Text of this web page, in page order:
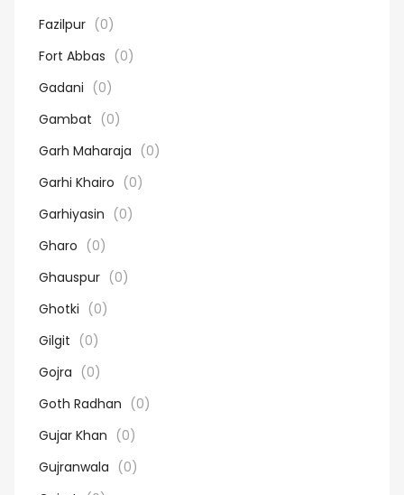
Fazilpur (0)
Fort Abbas (0)
Gadani (0)
Gambat (0)
Garh Maharaja (0)
Garhi Khairo (0)
Garhiyasin (0)
Gharo (0)
Ghauspur (0)
Ghotki (0)
Gilgit (0)
Gojra (0)
Goth Radhan (0)
Gujar Khan (0)
Gujranwala (0)